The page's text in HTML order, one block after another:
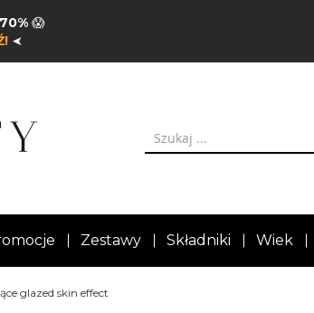
😱
➤
Zestawy Składniki Wiek
glazed skin effect